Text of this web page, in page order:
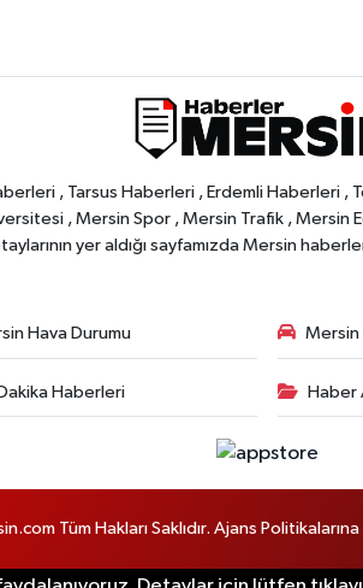
, Tarsus Haberleri , Erdemli Haberleri
, Mersin Spor , Mersin Trafik , Mersin
yer aldığı sayfamızda Mersin
Hava Durumu Mersin
Haberleri Haber
Tüm Hakları Saklıdır. Ajans Politikalarına